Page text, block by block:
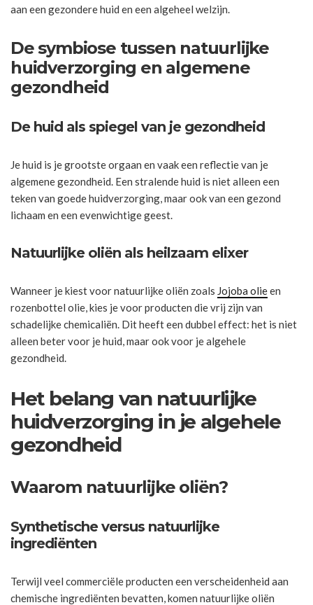
aan een gezondere huid en een algeheel welzijn.
De symbiose tussen natuurlijke
huidverzorging en algemene
gezondheid
De huid als spiegel van je gezondheid
Je huid is je grootste orgaan en vaak een reflectie van je
algemene gezondheid. Een stralende huid is niet alleen een
teken van goede huidverzorging, maar ook van een gezond
lichaam en een evenwichtige geest.
Natuurlijke oliën als heilzaam elixer
Wanneer je kiest voor natuurlijke oliën zoals Jojoba olieen
rozenbottel olie, kies je voor producten die vrij zijn van
schadelijke chemicaliën. Dit heeft een dubbel effect: het is niet
alleen beter voor je huid, maar ook voor je algehele
gezondheid.
Het belang van natuurlijke
huidverzorging in je algehele
gezondheid
Waarom natuurlijke oliën?
Synthetische versus natuurlijke
ingrediënten
Terwijl veel commerciële producten een verscheidenheid aan
chemische ingrediënten bevatten, komen natuurlijke oliën